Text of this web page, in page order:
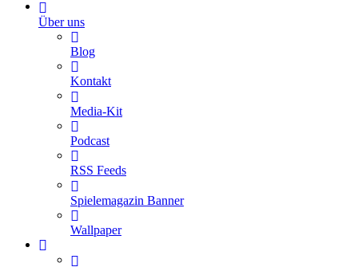
Über uns
Blog
Kontakt
Media-Kit
Podcast
RSS Feeds
Spielemagazin Banner
Wallpaper